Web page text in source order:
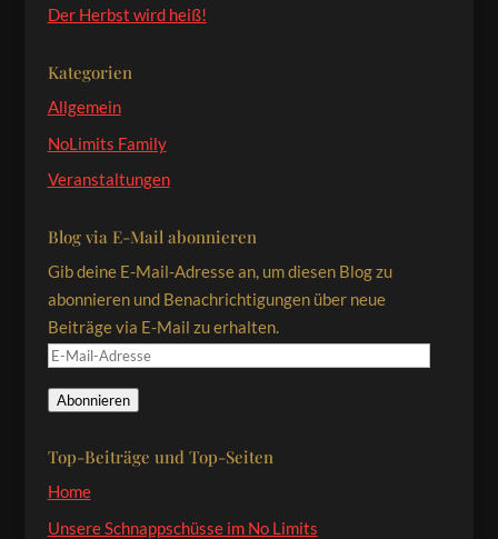
Der Herbst wird heiß!
Kategorien
Allgemein
NoLimits Family
Veranstaltungen
Blog via E-Mail abonnieren
Gib deine E-Mail-Adresse an, um diesen Blog zu
abonnieren und Benachrichtigungen über neue
Beiträge via E-Mail zu erhalten.
E-
Adresse
Abonnieren
Top-Beiträge und Top-Seiten
Home
Unsere Schnappschüsse im No Limits